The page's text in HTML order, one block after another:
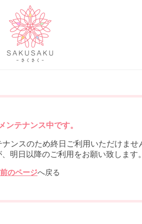
ンテナンス中です。
ナンスのため終日ご利用いただけませ
明日以降のご利用をお願い致します
前のページへ戻る